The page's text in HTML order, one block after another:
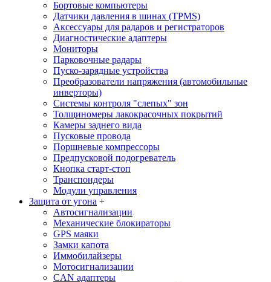
Бортовые компьютеры
Датчики давления в шинах (TPMS)
Аксессуары для радаров и регистраторов
Диагностические адаптеры
Мониторы
Парковочные радары
Пуско-зарядные устройства
Преобразователи напряжения (автомобильные
инверторы)
Системы контроля "слепых" зон
Толщиномеры лакокрасочных покрытий
Камеры заднего вида
Пусковые провода
Поршневые компрессоры
Предпусковой подогреватель
Кнопка старт-стоп
Транспондеры
Модули управления
Защита от угона +
Автосигнализации
Механические блoкираторы
GPS маяки
Замки капота
Иммобилайзеры
Мотосигнализации
CAN адаптеры